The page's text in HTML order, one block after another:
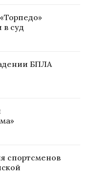
в суд
БПЛА
спортсменов